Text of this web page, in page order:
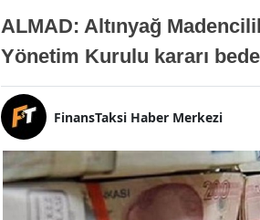
ALMAD: Altınyağ
Yönetim Kurulu kararı
FinansTaksi Haber Merkezi